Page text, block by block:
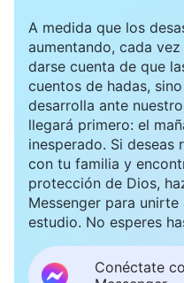
forma. Asimismo, mi
estaban mal y, de
trabajaba, yo era la
aprender, así que mi
que ser el mejor.
predicadores, yo era
tenía una fe
pagar un precio en el
cambiaban?
A medida que los
aumentando, cada
darse cuenta de que
cuentos de hadas,
desarrolla ante
llegará primero: el
inesperado. Si deseas
con tu familia y
protección de Dios,
Messenger para
estudio. No esperes
Conéctate